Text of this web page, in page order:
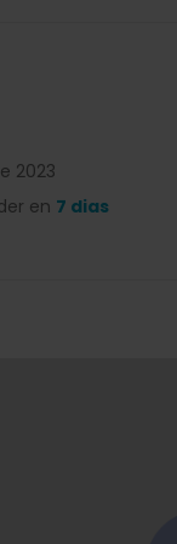
2023
en 7 dias